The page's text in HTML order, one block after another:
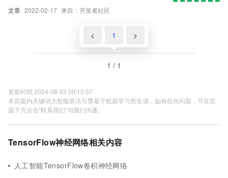
文章 2022-02-17 来自：开发者社区
< 1 >
1 / 1
更新时间 2024-08-03 09:10:57
本页面内关键词为智能算法引擎基于机器学习所生成，如有任何问题，可在页
面下方点击"联系我们"与我们沟通。
TensorFlow神经网络相关内容
人工智能TensorFlow卷积神经网络